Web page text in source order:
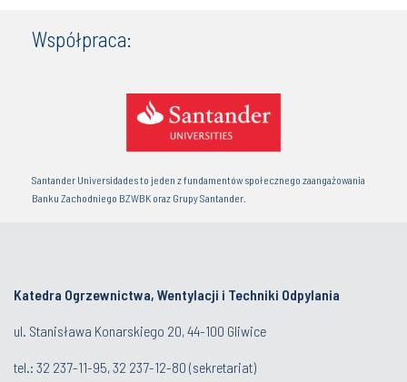
Współpraca:
Santander Universidades to jeden z fundamentów społecznego zaangażowania
Banku Zachodniego BZWBK oraz Grupy Santander.
Katedra Ogrzewnictwa, Wentylacji i Techniki Odpylania
ul. Stanisława Konarskiego 20, 44-100 Gliwice
tel.: 32 237-11-95,32 237-12-80 (sekretariat)